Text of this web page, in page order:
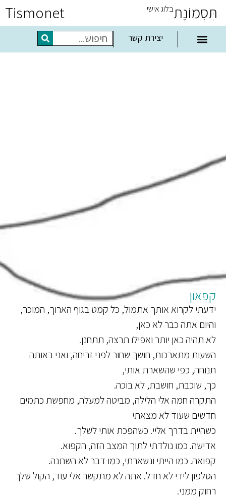
Tismonet תִּסְמוֹנֶתבלוג אישי
יצירת קשר
קפאון
ידעתי לקרוא אותך אתמול, כל קמט בגוף הארוך, המוכר,
והיום אתה כבר לא כאן,
לא תהיה כאן יותר ואפילו תרצה, תתחנן.
השעות מתארכות, חושך שחור לפני זריחה, ואני באותה
תנוחה, כפי שהשארת אותי,
כך, שוכבת, חושבת, לא בוכה.
התקרה חמה אלי הלילה, מביטה למעלה, מחפשת כתמים
חדשים שעוד לא מצאתי
כשהיית בדרך אליי. כשהפכת אותי לשלך.
אדישה. כמו נולדתי לתוך המצב הזה, הקפוא.
קפואה. כמו הייתי ונשארתי, כמו דבר לא השתנה.
הטלפון לידי לא חדל. אתה לא מתקשר אלי עוד, הקול שלך
רחוק ממני.